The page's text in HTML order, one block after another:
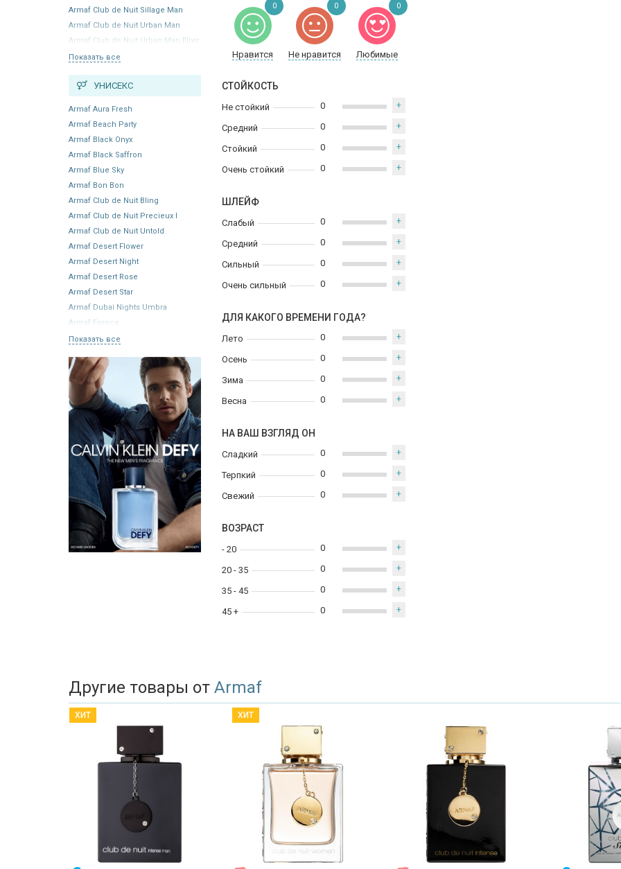
Armaf Club de Nuit Sillage Man
Armaf Club de Nuit Urban Man
Armaf Club de Nuit Urban Man Elixir
Показать все
УНИСЕКС
Armaf Aura Fresh
Armaf Beach Party
Armaf Black Onyx
Armaf Black Saffron
Armaf Blue Sky
Armaf Bon Bon
Armaf Club de Nuit Bling
Armaf Club de Nuit Precieux I
Armaf Club de Nuit Untold
Armaf Desert Flower
Armaf Desert Night
Armaf Desert Rose
Armaf Desert Star
Armaf Dubai Nights Umbra
Armaf Feroce
Показать все
Нравится Не нравится Любимые
0 0 0
СТОЙКОСТЬ
Не стойкий
Средний
Стойкий
Очень стойкий
0 +
0 +
0 +
0 +
ШЛЕЙФ
Слабый
Средний
Сильный
Очень сильный
0 +
0 +
0 +
0 +
ДЛЯ КАКОГО ВРЕМЕНИ ГОДА?
Лето
Осень
Зима
Весна
0 +
0 +
0 +
0 +
НА ВАШ ВЗГЛЯД ОН
Сладкий
Терпкий
Свежий
0 +
0 +
0 +
ВОЗРАСТ
- 20
20 - 35
35 - 45
45 +
0 +
0 +
0 +
0 +
Другие товары от Armaf
ХИТ ХИТ